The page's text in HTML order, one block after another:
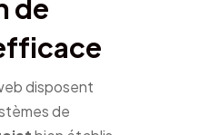
de
disposent
de